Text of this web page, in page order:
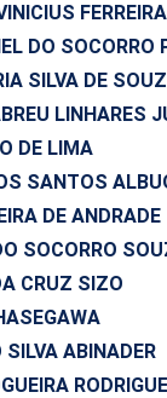
DO SOCORRO
SILVA DE
LINHARES
DE LIMA
SANTOS
DE ANDRADE
SOCORRO
CRUZ SIZO
SILVA ABINADER